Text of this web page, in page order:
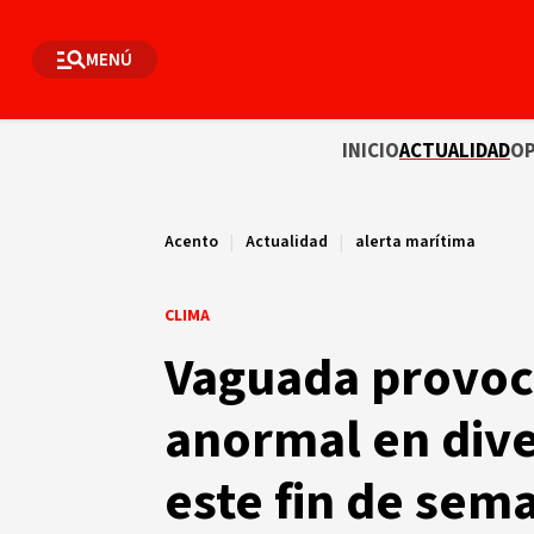
MENÚ
INICIOACTUALIDAD
Acento | Actualidad | alerta marítima
CLIMA
Vaguada
anormal en
este fin de